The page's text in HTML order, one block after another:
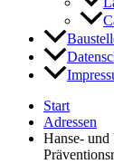
Start
Adressen
Hanse-